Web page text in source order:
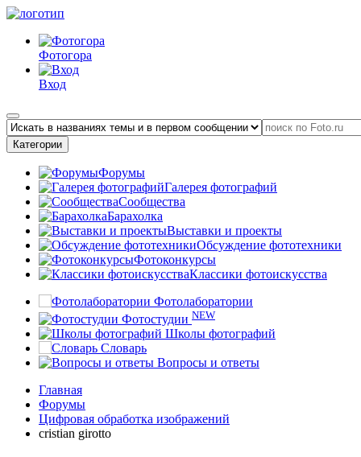
Фотогора
Вход
Категории
Форумы
Галерея фотографий
Сообщества
Барахолка
Выставки и проекты
Обсуждение фототехники
Фотоконкурсы
Классики фотоискусства
Фотолаборатории
Фотостудии NEW
Школы фотографий
Словарь
Вопросы и ответы
Главная
Форумы
Цифровая обработка изображений
cristian girotto